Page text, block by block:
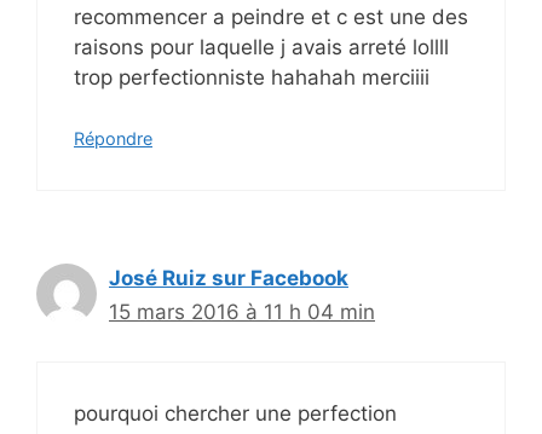
recommencer a peindre et c est une des
raisons pour laquelle j avais arreté lollll
trop perfectionniste hahahah merciiii
Répondre
José Ruiz sur Facebook
15 mars 2016 à 11 h 04 min
pourquoi chercher une perfection